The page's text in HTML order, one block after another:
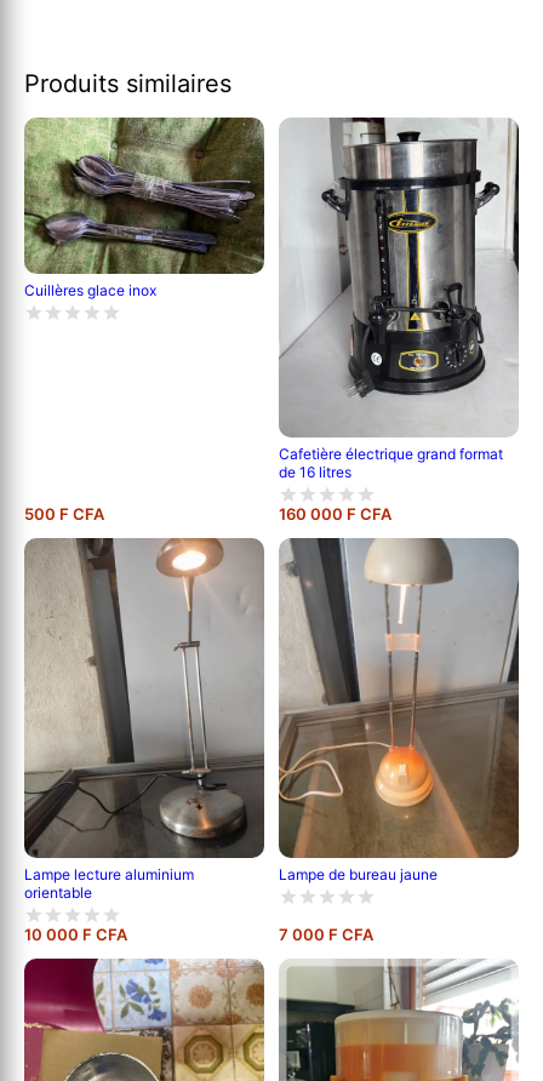
Produits similaires
Cuillères glace inox
500 F CFA
Cafetière électrique grand format
de 16 litres
160 000 F CFA
Lampe lecture aluminium
orientable
10 000 F CFA
Lampe de bureau jaune
7 000 F CFA